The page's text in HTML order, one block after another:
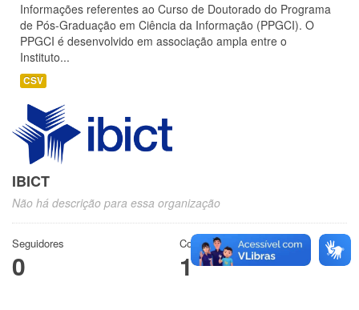
Informações referentes ao Curso de Doutorado do Programa
de Pós-Graduação em Ciência da Informação (PPGCI). O
PPGCI é desenvolvido em associação ampla entre o
Instituto...
CSV
IBICT
Não há descrição para essa organização
Seguidores
0
Conjuntos de dados
1